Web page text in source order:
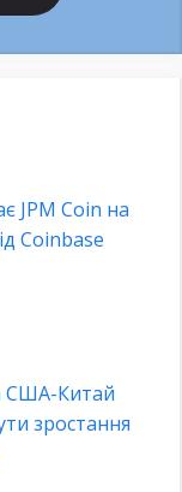
JPM Coin на
Coinbase
США-Китай
зростання